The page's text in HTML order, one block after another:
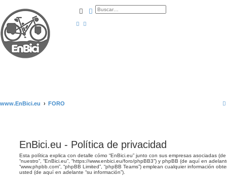
BuscarBúsqueda avanzada
www.EnBici.eu FORO
EnBici.eu - Política de privacidad
Esta política explica con detalle cómo “EnBici.eu” junto con sus empresas asociadas (de
“nuestro”, “EnBici.eu”, “https://www.enbici.eu/foro/phpBB3”) y phpBB (de aquí en
“www.phpbb.com”, “phpBB Limited”, “phpBB Teams”) emplean cualquier información
usted (de aquí en adelante “su información”).